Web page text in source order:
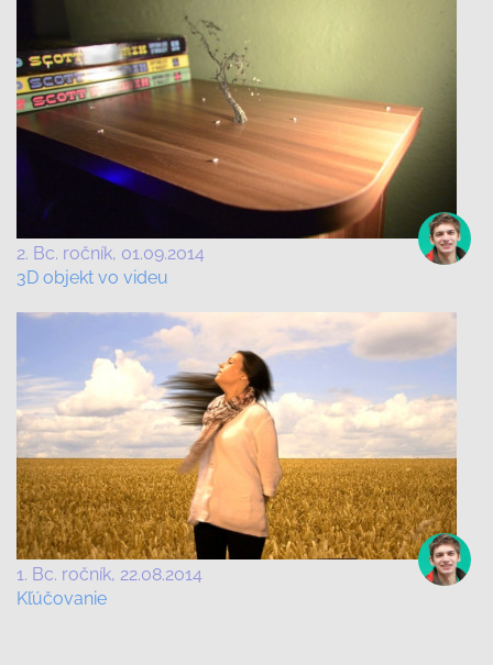
2. Bc. ročník 01.09.2014
3D objekt vo videu
1. Bc. ročník 22.08.2014
Kľúčovanie